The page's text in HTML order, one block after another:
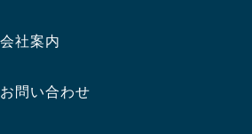
会社案内
お問い合わせ